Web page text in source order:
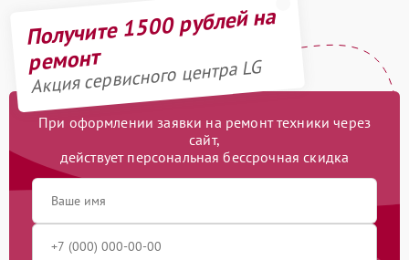
Получите 1500 рублей на
ремонт
Акция сервисного центра LG
При оформлении заявки на ремонт техники через
сайт,
действует персональная бессрочная скидка